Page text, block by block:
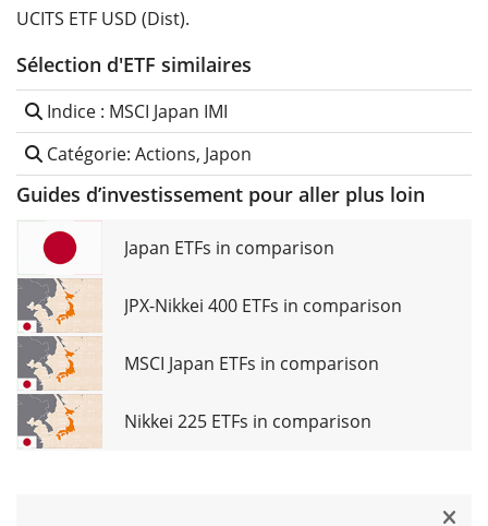
UCITS ETF USD (Dist).
Sélection d'ETF similaires
Indice : MSCI Japan IMI
Catégorie: Actions, Japon
Guides d’investissement pour aller plus loin
Japan ETFs in comparison
JPX-Nikkei 400 ETFs in comparison
MSCI Japan ETFs in comparison
Nikkei 225 ETFs in comparison